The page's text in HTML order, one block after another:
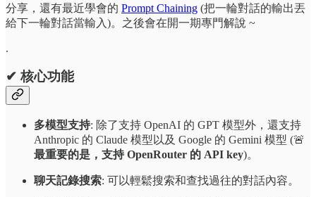
分享，還有最近學會的 Prompt Chaining (把一輪對話的輸出丟
給下一輪對話當輸入)。之後會在開一期專門解說 ~
.
✔ 核心功能
多模型支持: 除了支持 OpenAI 的 GPT 模型外，還支持
Anthropic 的 Claude 模型以及 Google 的 Gemini 模型 (🚨
最重要的是，支持 OpenRouter 的 API key)。
聊天記錄搜索: 可以輕鬆搜索和查找過往的對話內容。